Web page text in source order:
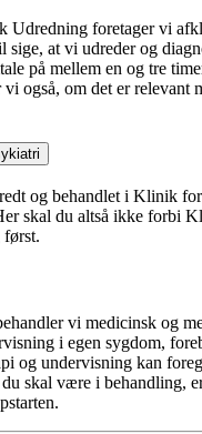
Udredning foretager vi
sige, at vi udreder og
på mellem en og tre
også, om det er relevant
og behandlet i Klinik for
skal du altså ikke forbi
vi medicinsk og
i egen sygdom,
og undervisning kan
skal være i behandling,